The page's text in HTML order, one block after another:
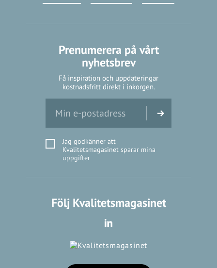
Prenumerera på vårt
nyhetsbrev
Få inspiration och uppdateringar
kostnadsfritt direkt i inkorgen.
Jag godkänner att
Kvalitetsmagasinet sparar mina
uppgifter
Följ Kvalitetsmagasinet